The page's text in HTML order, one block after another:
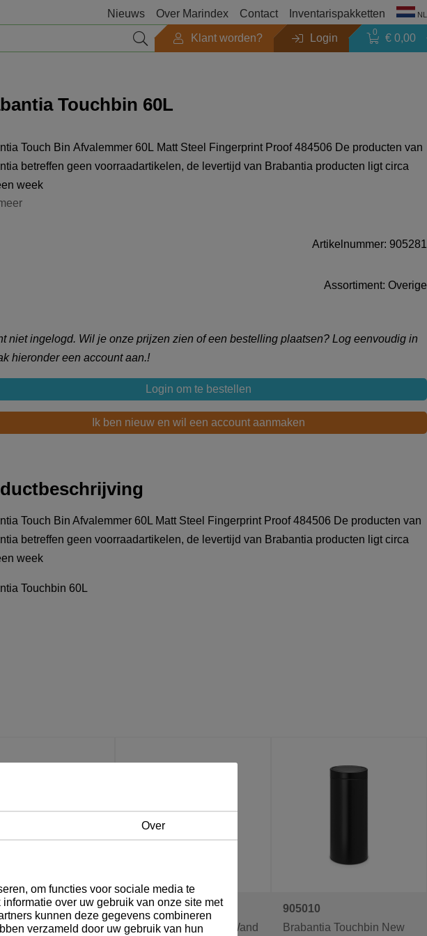
Nieuws Over Marindex Contact Inventarispakketten NL
Klant worden? Login 0 € 0,00
Touchbin 60L
Touch Bin Afvalemmer 60L Matt Steel Fingerprint Proof 484506 De producten van
betreffen geen voorraadartikelen, de levertijd van Brabantia producten ligt circa
week
Artikelnummer: 905281
Assortiment: Overige
niet ingelogd. Wil je onze prijzen zien of een bestelling plaatsen? Log eenvoudig in
hieronder een account aan.!
Login om te bestellen
Ik ben nieuw en wil een account aanmaken
Touch Bin Afvalemmer 60L Matt Steel Fingerprint Proof 484506 De producten van
betreffen geen voorraadartikelen, de levertijd van Brabantia producten ligt circa
week
Touchbin 60L
Touch Bin Wand
905003
Brabantia Touch Bin Wand
905010
Brabantia Touchbin New
Over
om functies voor sociale media te
over uw gebruik van onze site met
kunnen deze gegevens combineren
verzameld door uw gebruik van hun